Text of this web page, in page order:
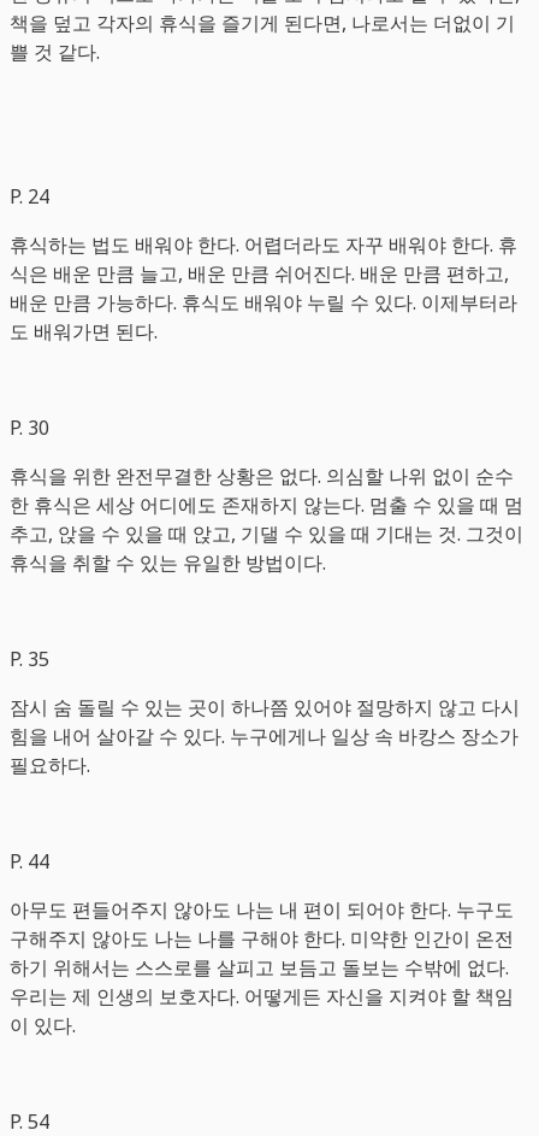
책을 덮고 각자의 휴식을 즐기게 된다면, 나로서는 더없이 기
쁠 것 같다.
P. 24
휴식하는 법도 배워야 한다. 어렵더라도 자꾸 배워야 한다. 휴
식은 배운 만큼 늘고, 배운 만큼 쉬어진다. 배운 만큼 편하고,
배운 만큼 가능하다. 휴식도 배워야 누릴 수 있다. 이제부터라
도 배워가면 된다.
P. 30
휴식을 위한 완전무결한 상황은 없다. 의심할 나위 없이 순수
한 휴식은 세상 어디에도 존재하지 않는다. 멈출 수 있을 때 멈
추고, 앉을 수 있을 때 앉고, 기댈 수 있을 때 기대는 것. 그것이
휴식을 취할 수 있는 유일한 방법이다.
P. 35
잠시 숨 돌릴 수 있는 곳이 하나쯤 있어야 절망하지 않고 다시
힘을 내어 살아갈 수 있다. 누구에게나 일상 속 바캉스 장소가
필요하다.
P. 44
아무도 편들어주지 않아도 나는 내 편이 되어야 한다. 누구도
구해주지 않아도 나는 나를 구해야 한다. 미약한 인간이 온전
하기 위해서는 스스로를 살피고 보듬고 돌보는 수밖에 없다.
우리는 제 인생의 보호자다. 어떻게든 자신을 지켜야 할 책임
이 있다.
P. 54